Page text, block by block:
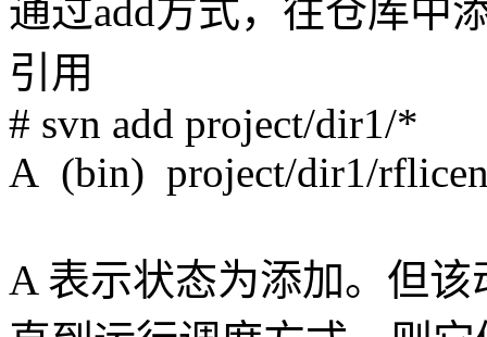
通过add方式，往仓库中
引用
# svn add project/dir1/*
A (bin) project/dir1/
A 表示状态为添加。但